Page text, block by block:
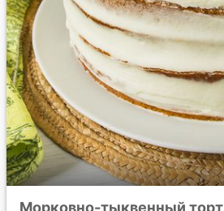
Морковно-тыквенный торт